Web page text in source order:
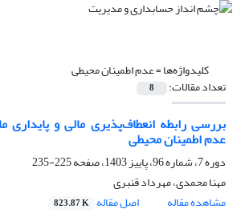
کلیدواژه‌ها =عدم اطمینان محیطی
تعداد مقالات: 8
بررسی رابطه انعطاف‌پذیری مالی و پایداری
عدم اطمینان محیطی
دوره 7، شماره 96، پاییز 1403، صفحه
225-235
مهنا محمدی، مهرداد قنبری
مشاهده مقاله
اصل مقاله 823.87 K